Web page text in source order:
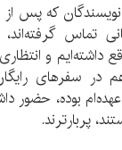
که پس از
تماس
داشته‌ایم و
هم در سفرهای
بوده‌، حضور
پربارترند.